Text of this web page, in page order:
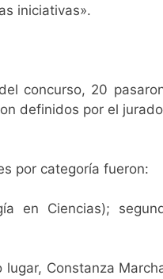
iniciativas».
concurso, 20
definidos por el
por categoría fueron:
en Ciencias);
Constanza